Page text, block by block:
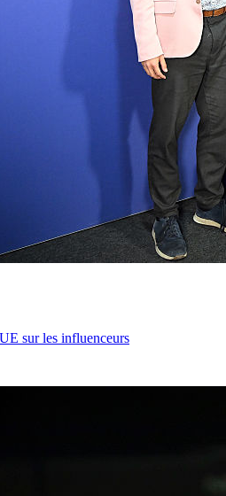
sur les influenceurs